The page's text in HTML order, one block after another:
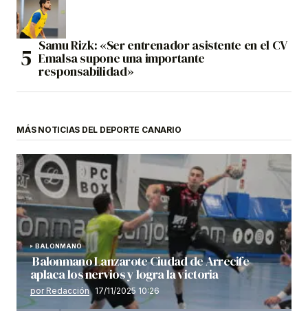
Samu Rizk: «Ser entrenador asistente en el CV
Emalsa supone una importante
responsabilidad»
MÁS NOTICIAS DEL DEPORTE CANARIO
BALONMANO
Balonmano Lanzarote Ciudad de Arrecife
aplaca los nervios y logra la victoria
por Redacción 17/11/2025 10:26